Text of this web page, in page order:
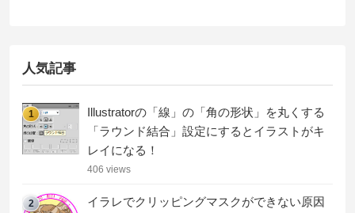
人気記事
1
Illustratorの「線」の「角の形状」を丸くする
「ラウンド結合」設定にするとイラストがキ
レイになる！
406 views
2
イラレでクリッピングマスクができない原因